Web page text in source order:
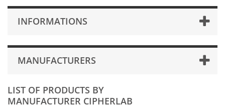
INFORMATIONS
MANUFACTURERS
LIST OF PRODUCTS BY
MANUFACTURER CIPHERLAB